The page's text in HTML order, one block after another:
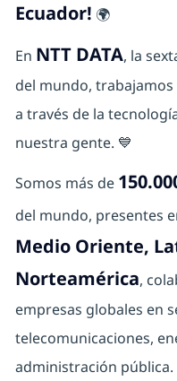
Ecuador! 🌍
En NTT DATA, la
del mundo,
a través de la
nuestra gente. 💙
Somos más de
del mundo, presentes
Medio Oriente,
Norteamérica,
empresas globales en
telecomunicaciones,
administración pública.